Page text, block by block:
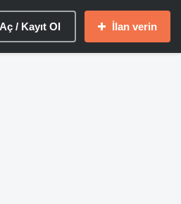
/ Kayıt Ol İlan verin